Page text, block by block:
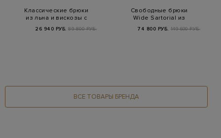
Классические брюки
из льна и вискозы с
26 940 РУБ. 89 800 РУБ.
Свободные брюки
Wide Sartorial из
тв…
74 800 РУБ. 149 600 РУБ.
ВСЕ ТОВАРЫ БРЕНДА